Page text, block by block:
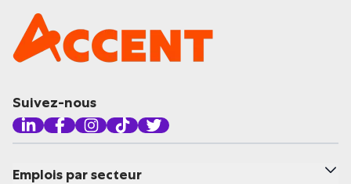
Suivez-nous
Emplois par secteur